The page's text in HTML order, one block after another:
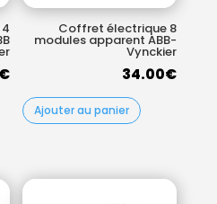
€
Coffret électrique 8
modules apparent ABB-
Vynckier
34.00€
Ajouter au panier